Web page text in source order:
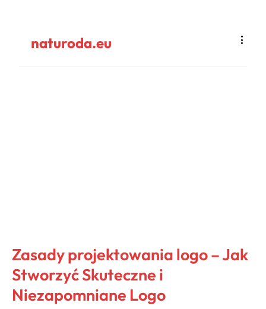
naturoda.eu
Zasady projektowania logo – Jak
Stworzyć Skuteczne i
Niezapomniane Logo